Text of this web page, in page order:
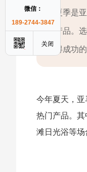
夏季是
产品。
得成功
今年夏天，
热门产品。
滩日光浴等
微信：
189-2744-3847